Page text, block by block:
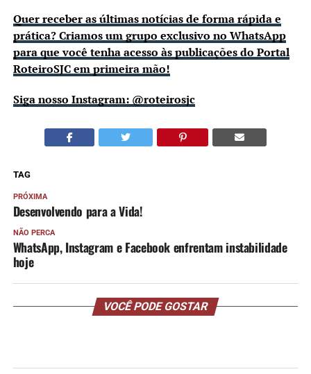
Quer receber as últimas notícias de forma rápida e
prática? Criamos um grupo exclusivo no WhatsApp
para que você tenha acesso às publicações do Portal
RoteiroSJC em primeira mão!
Siga nosso Instagram: @roteirosjc
TAG
PRÓXIMA
Desenvolvendo para a Vida!
NÃO PERCA
WhatsApp, Instagram e Facebook enfrentam instabilidade
hoje
VOCÊ PODE GOSTAR